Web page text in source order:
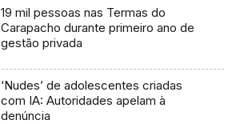
19 mil pessoas nas Termas do
Carapacho durante primeiro ano de
gestão privada
‘Nudes’ de adolescentes criadas
com IA: Autoridades apelam à
denúncia